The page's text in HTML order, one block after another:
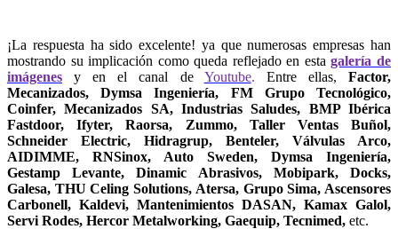
¡La respuesta ha sido excelente! ya que numerosas empresas han
mostrando su implicación como queda reflejado en estagalería de
imágenes y en el canal de Youtube. Entre ellas,Factor,
Mecanizados, Dymsa Ingeniería, FM Grupo Tecnológico,
Coinfer, Mecanizados SA, Industrias Saludes, BMP Ibérica
Fastdoor, Ifyter, Raorsa, Zummo, Taller Ventas Buñol,
Schneider Electric, Hidragrup, Benteler, Válvulas Arco,
AIDIMME, RNSinox, Auto Sweden, Dymsa Ingeniería,
Gestamp Levante, Dinamic Abrasivos, Mobipark, Docks,
Galesa, THU Celing Solutions, Atersa, Grupo Sima, Ascensores
Carbonell, Kaldevi, Mantenimientos DASAN, Kamax Galol,
Servi Rodes, Hercor Metalworking, Gaequip, Tecnimed, etc.